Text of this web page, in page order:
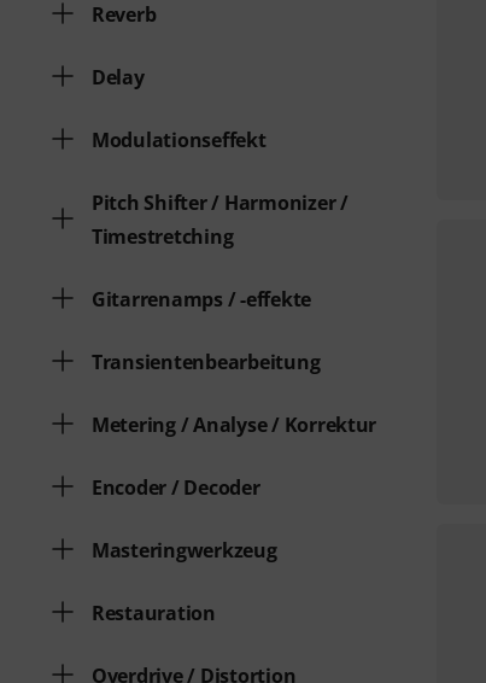
Reverb
Delay
Modulationseffekt
Pitch Shifter / Harmonizer /
Timestretching
Gitarrenamps / -effekte
Transientenbearbeitung
Metering / Analyse / Korrektur
Encoder / Decoder
Masteringwerkzeug
Restauration
Overdrive / Distortion